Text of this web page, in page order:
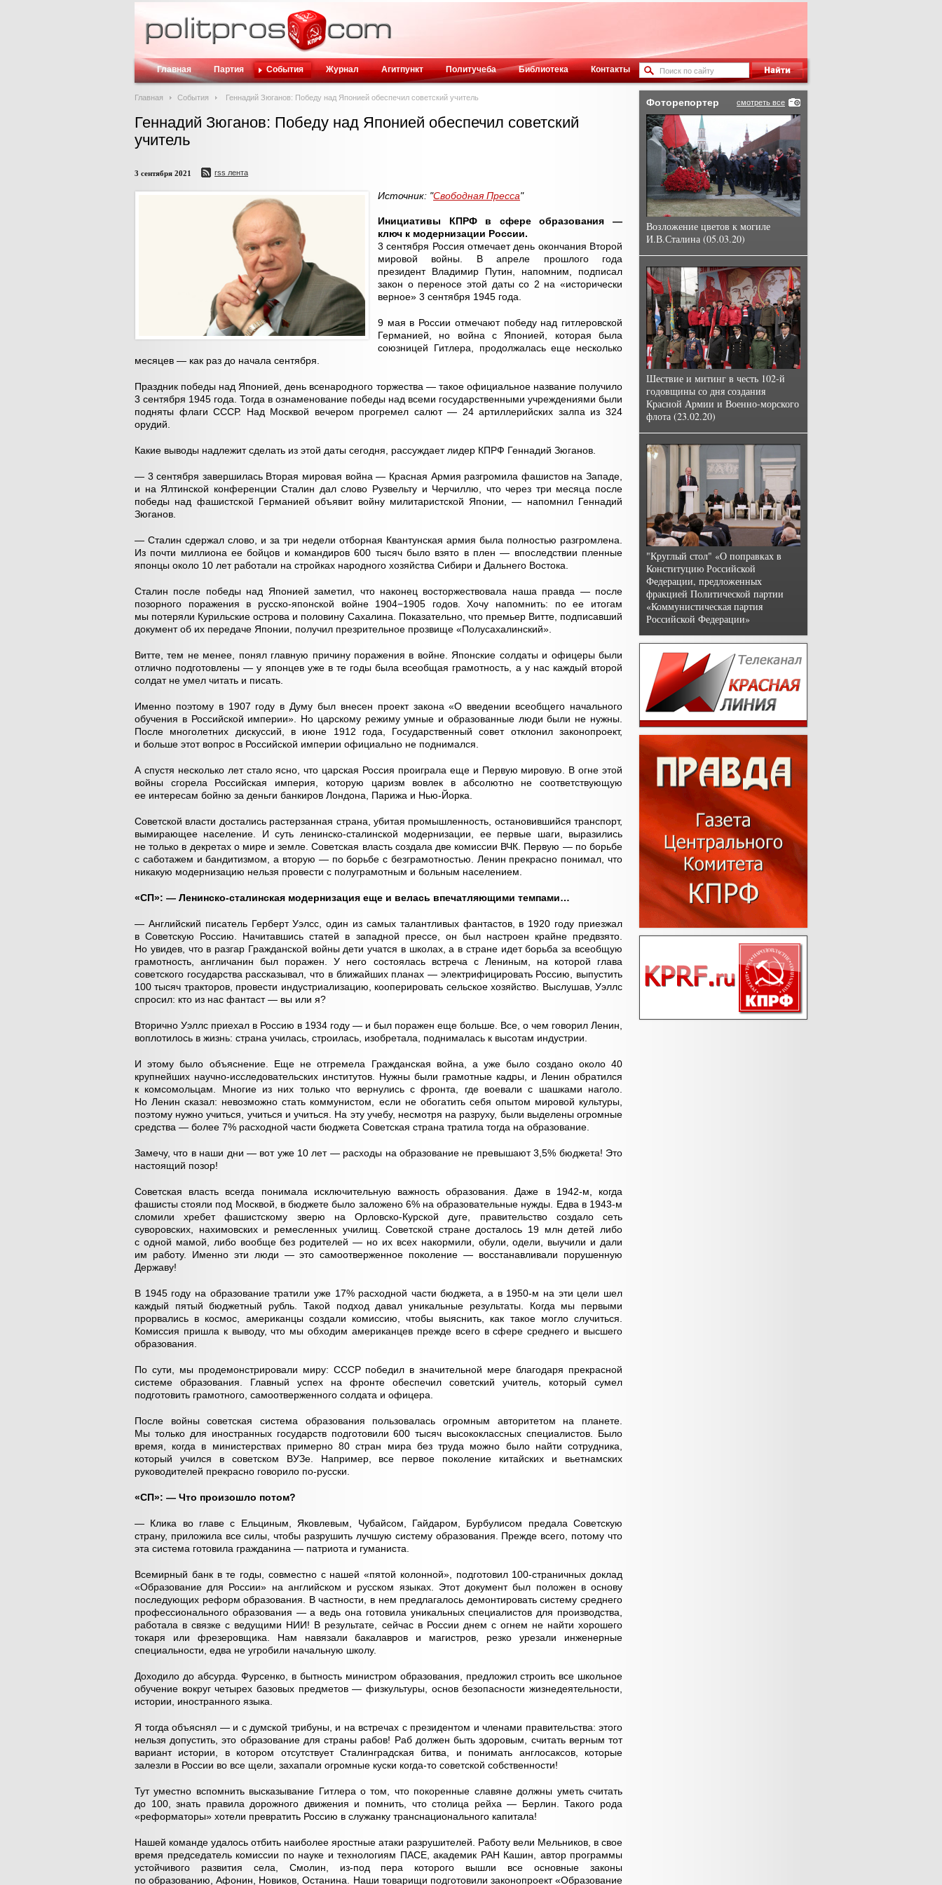
Главная Партия События Журнал Агитпункт Политучеба Библиотека Контакты
Главная События Геннадий Зюганов: Победу над Японией обеспечил советский учитель
Геннадий Зюганов: Победу над Японией обеспечил советский
учитель
3 сентября 2021 rss лента
Источник: "Свободная Пресса"
Инициативы КПРФ в сфере образования —
ключ к модернизации России.
3 сентября Россия отмечает день окончания Второй
мировой войны. В апреле прошлого года
президент Владимир Путин, напомним, подписал
закон о переносе этой даты со 2 на «исторически
верное» 3 сентября 1945 года.
9 мая в России отмечают победу над гитлеровской
Германией, но война с Японией, которая была
союзницей Гитлера, продолжалась еще несколько
месяцев — как раз до начала сентября.
Праздник победы над Японией, день всенародного торжества — такое официальное название получило
3 сентября 1945 года. Тогда в ознаменование победы над всеми государственными учреждениями были
подняты флаги СССР. Над Москвой вечером прогремел салют — 24 артиллерийских залпа из 324
орудий.
Какие выводы надлежит сделать из этой даты сегодня, рассуждает лидер КПРФ Геннадий Зюганов.
— 3 сентября завершилась Вторая мировая война — Красная Армия разгромила фашистов на Западе,
и на Ялтинской конференции Сталин дал слово Рузвельту и Черчиллю, что через три месяца после
победы над фашистской Германией объявит войну милитаристской Японии, — напомнил Геннадий
Зюганов.
— Сталин сдержал слово, и за три недели отборная Квантунская армия была полностью разгромлена.
Из почти миллиона ее бойцов и командиров 600 тысяч было взято в плен — впоследствии пленные
японцы около 10 лет работали на стройках народного хозяйства Сибири и Дальнего Востока.
Сталин после победы над Японией заметил, что наконец восторжествовала наша правда — после
позорного поражения в русско-японской войне 1904−1905 годов. Хочу напомнить: по ее итогам
мы потеряли Курильские острова и половину Сахалина. Показательно, что премьер Витте, подписавший
документ об их передаче Японии, получил презрительное прозвище «Полусахалинский».
Витте, тем не менее, понял главную причину поражения в войне. Японские солдаты и офицеры были
отлично подготовлены — у японцев уже в те годы была всеобщая грамотность, а у нас каждый второй
солдат не умел читать и писать.
Именно поэтому в 1907 году в Думу был внесен проект закона «О введении всеобщего начального
обучения в Российской империи». Но царскому режиму умные и образованные люди были не нужны.
После многолетних дискуссий, в июне 1912 года, Государственный совет отклонил законопроект,
и больше этот вопрос в Российской империи официально не поднимался.
А спустя несколько лет стало ясно, что царская Россия проиграла еще и Первую мировую. В огне этой
войны сгорела Российская империя, которую царизм вовлек в абсолютно не соответствующую
ее интересам бойню за деньги банкиров Лондона, Парижа и Нью-Йорка.
Советской власти достались растерзанная страна, убитая промышленность, остановившийся транспорт,
вымирающее население. И суть ленинско-сталинской модернизации, ее первые шаги, выразились
не только в декретах о мире и земле. Советская власть создала две комиссии ВЧК. Первую — по борьбе
с саботажем и бандитизмом, а вторую — по борьбе с безграмотностью. Ленин прекрасно понимал, что
никакую модернизацию нельзя провести с полуграмотным и больным населением.
«СП»: — Ленинско-сталинская модернизация еще и велась впечатляющими темпами…
— Английский писатель Герберт Уэлсс, один из самых талантливых фантастов, в 1920 году приезжал
в Советскую Россию. Начитавшись статей в западной прессе, он был настроен крайне предвзято.
Но увидев, что в разгар Гражданской войны дети учатся в школах, а в стране идет борьба за всеобщую
грамотность, англичанин был поражен. У него состоялась встреча с Лениным, на которой глава
советского государства рассказывал, что в ближайших планах — электрифицировать Россию, выпустить
100 тысяч тракторов, провести индустриализацию, кооперировать сельское хозяйство. Выслушав, Уэллс
спросил: кто из нас фантаст — вы или я?
Вторично Уэллс приехал в Россию в 1934 году — и был поражен еще больше. Все, о чем говорил Ленин,
воплотилось в жизнь: страна училась, строилась, изобретала, поднималась к высотам индустрии.
И этому было объяснение. Еще не отгремела Гражданская война, а уже было создано около 40
крупнейших научно-исследовательских институтов. Нужны были грамотные кадры, и Ленин обратился
к комсомольцам. Многие из них только что вернулись с фронта, где воевали с шашками наголо.
Но Ленин сказал: невозможно стать коммунистом, если не обогатить себя опытом мировой культуры,
поэтому нужно учиться, учиться и учиться. На эту учебу, несмотря на разруху, были выделены огромные
средства — более 7% расходной части бюджета Советская страна тратила тогда на образование.
Замечу, что в наши дни — вот уже 10 лет — расходы на образование не превышают 3,5% бюджета! Это
настоящий позор!
Советская власть всегда понимала исключительную важность образования. Даже в 1942-м, когда
фашисты стояли под Москвой, в бюджете было заложено 6% на образовательные нужды. Едва в 1943-м
сломили хребет фашистскому зверю на Орловско-Курской дуге, правительство создало сеть
суворовских, нахимовских и ремесленных училищ. Советской стране досталось 19 млн детей либо
с одной мамой, либо вообще без родителей — но их всех накормили, обули, одели, выучили и дали
им работу. Именно эти люди — это самоотверженное поколение — восстанавливали порушенную
Державу!
В 1945 году на образование тратили уже 17% расходной части бюджета, а в 1950-м на эти цели шел
каждый пятый бюджетный рубль. Такой подход давал уникальные результаты. Когда мы первыми
прорвались в космос, американцы создали комиссию, чтобы выяснить, как такое могло случиться.
Комиссия пришла к выводу, что мы обходим американцев прежде всего в сфере среднего и высшего
образования.
По сути, мы продемонстрировали миру: СССР победил в значительной мере благодаря прекрасной
системе образования. Главный успех на фронте обеспечил советский учитель, который сумел
подготовить грамотного, самоотверженного солдата и офицера.
После войны советская система образования пользовалась огромным авторитетом на планете.
Мы только для иностранных государств подготовили 600 тысяч высококлассных специалистов. Было
время, когда в министерствах примерно 80 стран мира без труда можно было найти сотрудника,
который учился в советском ВУЗе. Например, все первое поколение китайских и вьетнамских
руководителей прекрасно говорило по-русски.
«СП»: — Что произошло потом?
— Клика во главе с Ельциным, Яковлевым, Чубайсом, Гайдаром, Бурбулисом предала Советскую
страну, приложила все силы, чтобы разрушить лучшую систему образования. Прежде всего, потому что
эта система готовила гражданина — патриота и гуманиста.
Всемирный банк в те годы, совместно с нашей «пятой колонной», подготовил 100-страничных доклад
«Образование для России» на английском и русском языках. Этот документ был положен в основу
последующих реформ образования. В частности, в нем предлагалось демонтировать систему среднего
профессионального образования — а ведь она готовила уникальных специалистов для производства,
работала в связке с ведущими НИИ! В результате, сейчас в России днем с огнем не найти хорошего
токаря или фрезеровщика. Нам навязали бакалавров и магистров, резко урезали инженерные
специальности, едва не угробили начальную школу.
Доходило до абсурда. Фурсенко, в бытность министром образования, предложил строить все школьное
обучение вокруг четырех базовых предметов — физкультуры, основ безопасности жизнедеятельности,
истории, иностранного языка.
Я тогда объяснял — и с думской трибуны, и на встречах с президентом и членами правительства: этого
нельзя допустить, это образование для страны рабов! Раб должен быть здоровым, считать верным тот
вариант истории, в котором отсутствует Сталинградская битва, и понимать англосаксов, которые
залезли в России во все щели, захапали огромные куски когда-то советской собственности!
Тут уместно вспомнить высказывание Гитлера о том, что покоренные славяне должны уметь считать
до 100, знать правила дорожного движения и помнить, что столица рейха — Берлин. Такого рода
«реформаторы» хотели превратить Россию в служанку транснационального капитала!
Нашей команде удалось отбить наиболее яростные атаки разрушителей. Работу вели Мельников, в свое
время председатель комиссии по науке и технологиям ПАСЕ, академик РАН Кашин, автор программы
устойчивого развития села, Смолин, из-под пера которого вышли все основные законы
по образованию, Афонин, Новиков, Останина. Наши товарищи подготовили законопроект «Образование
смотреть все
Фоторепортер
Возложение цветов к могиле
И.В.Сталина (05.03.20)
Шествие и митинг в честь 102-й
годовщины со дня создания
Красной Армии и Военно-морского
флота (23.02.20)
"Круглый стол" «О поправках в
Конституцию Российской
Федерации, предложенных
фракцией Политической партии
«Коммунистическая партия
Российской Федерации»